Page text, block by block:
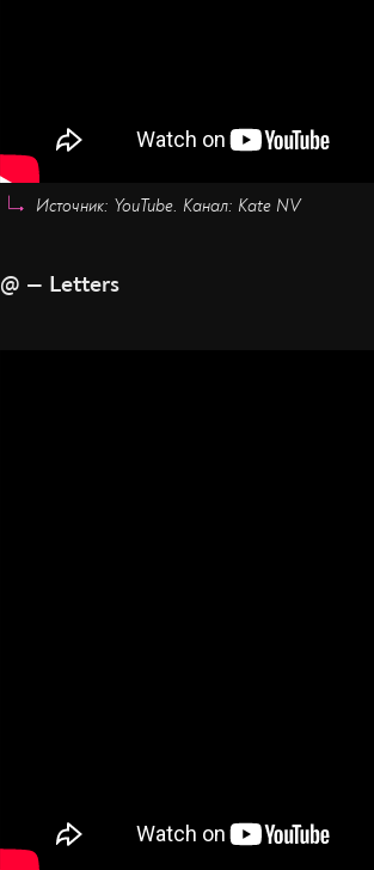
Источник: YouTube. Канал: Kate NV
@ — Letters